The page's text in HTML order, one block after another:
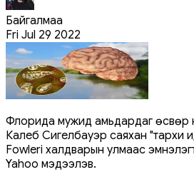
Байгалмаа
Fri Jul 29 2022
Флорида мужид амьдардаг өсвөр
Калеб Сигелбауэр саяхан "тархи
Fowleri халдварын улмаас
Yahoo мэдээлэв.